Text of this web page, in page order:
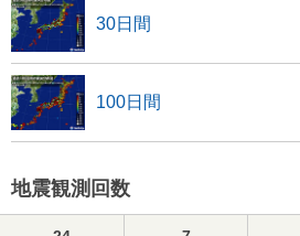
30日間
100日間
地震観測回数